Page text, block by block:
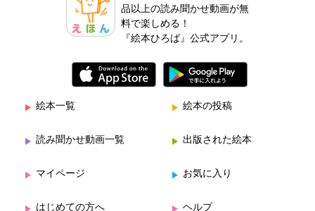
品以上の読み聞かせ動画が無
料で楽しめる！
『絵本ひろば』公式アプリ。
絵本一覧 絵本の投稿
読み聞かせ動画一覧 出版された絵本
マイページ お気に入り
はじめての方へ ヘルプ